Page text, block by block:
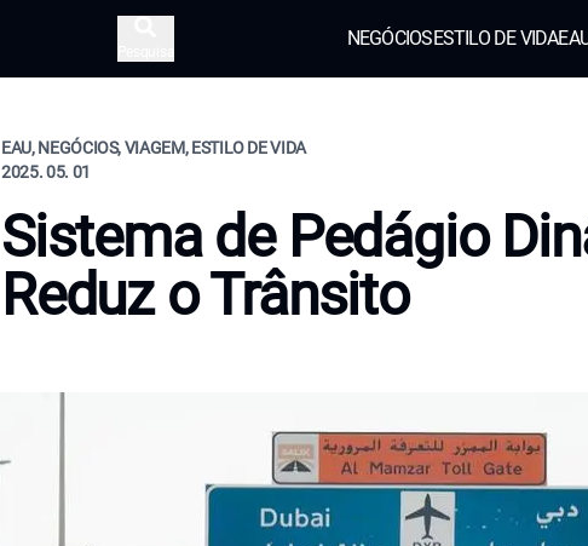
NEGÓCIOSESTILO DE VIDA
EAU, NEGÓCIOS, VIAGEM, ESTILO DE VIDA
2025. 05. 01
Sistema de Pedágio
Reduz o Trânsito